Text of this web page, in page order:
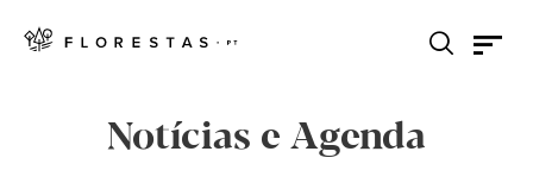
Notícias e Agenda